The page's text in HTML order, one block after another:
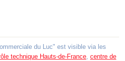
du Luc" est visible via les
technique Hauts-de-France, centre de